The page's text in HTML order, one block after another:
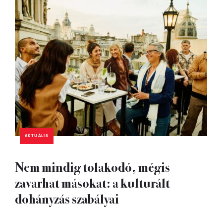
AKTUÁLIS
Nem mindig tolakodó, mégis
zavarhat másokat: a kulturált
dohányzás szabályai